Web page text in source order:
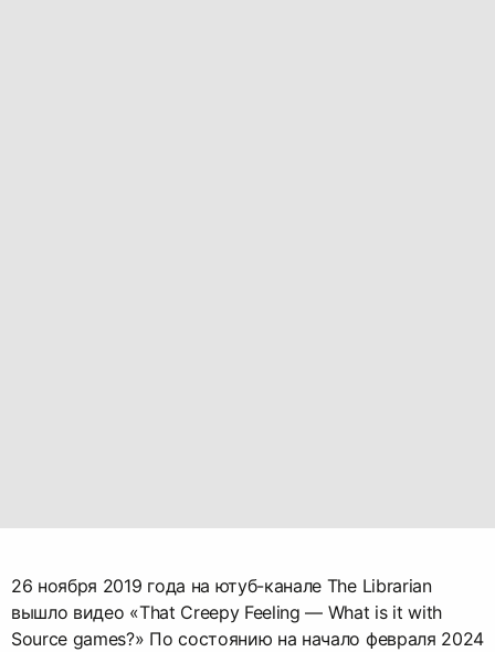
26 ноября 2019 года на ютуб-канале The Librarian
вышло видео «That Creepy Feeling — What is it with
Source games?» По состоянию на начало февраля 2024